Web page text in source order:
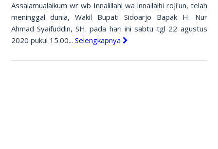
Assalamualaikum wr wb Innalillahi wa innailaihi roji'un, telah
meninggal dunia, Wakil Bupati Sidoarjo Bapak H. Nur
Ahmad Syaifuddin, SH. pada hari ini sabtu tgl 22 agustus
2020 pukul 15.00... Selengkapnya